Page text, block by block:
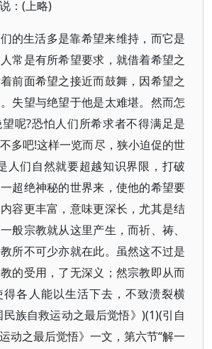
：(上略)
的生活多是靠希望来维持，而它是
常是有所希望要求，就借着希望之
前面希望之接近而鼓舞，因希望之
失望与绝望于他是太难堪。然而怎
呢?恐怕人们所希求者不得满足是
多吧!这样一览而尽，狭小迫促的世
人们自然就要超越知识界限，打破
超绝神秘的世界来，使他的希望要
容更丰富，意味更深长，尤其是结
般宗教就从这里产生，而祈、祷、
所不可少亦就在此。虽然这不过是
的受用，了无深义；然宗教即从而
各人能以生活下去，不致溃裂横
族自救运动之最后觉悟》)(1)(引自
动之最后觉悟》一文，第六节“解一